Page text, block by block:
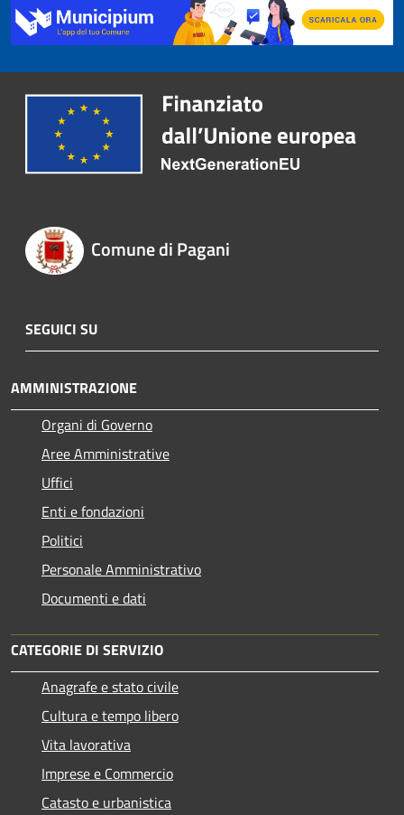
Comune di Pagani
SEGUICI SU
AMMINISTRAZIONE
Organi di Governo
Aree Amministrative
Uffici
Enti e fondazioni
Politici
Personale Amministrativo
Documenti e dati
CATEGORIE DI SERVIZIO
Anagrafe e stato civile
Cultura e tempo libero
Vita lavorativa
Imprese e Commercio
Catasto e urbanistica